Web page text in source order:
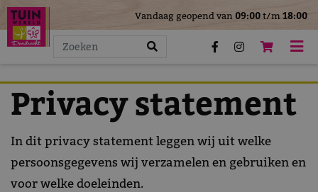
Vandaag geopend van09:00t/m18:00
Privacy statement
In dit privacy statement leggen wij uit welke
persoonsgegevens wij verzamelen en gebruiken en
voor welke doeleinden.